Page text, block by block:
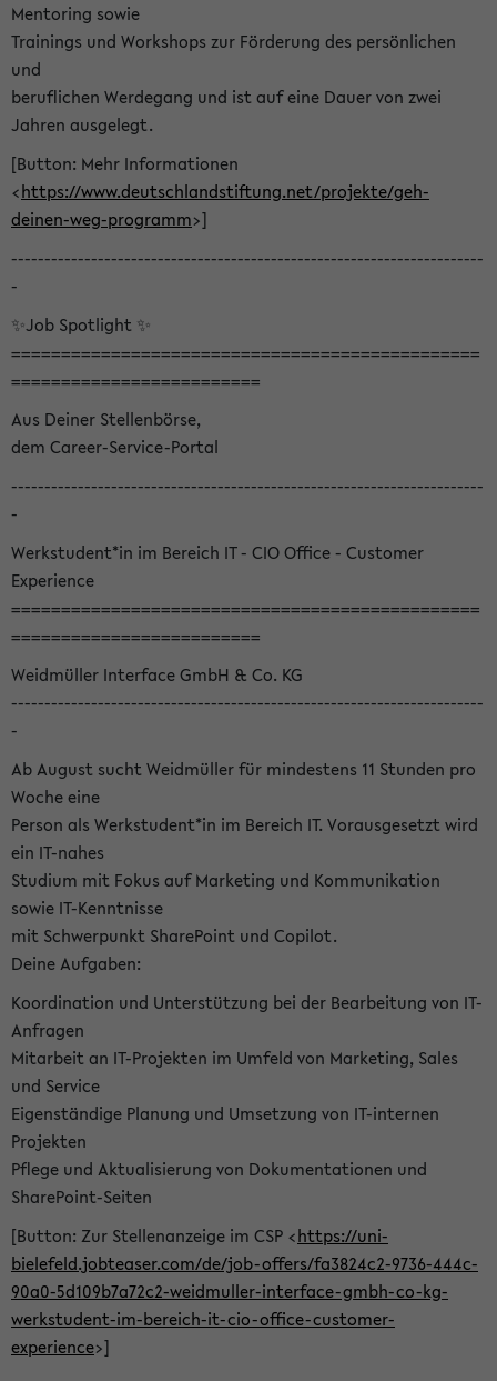
Mentoring sowie
Trainings und Workshops zur Förderung des persönlichen
und
beruflichen Werdegang und ist auf eine Dauer von zwei
Jahren ausgelegt.
[Button: Mehr Informationen
<https://www.deutschlandstiftung.net/projekte/geh-
deinen-weg-programm>]
-----------------------------------------------------------------------
-
✨Job Spotlight ✨
===============================================
=========================
Aus Deiner Stellenbörse,
dem Career-Service-Portal
-----------------------------------------------------------------------
-
Werkstudent*in im Bereich IT - CIO Office - Customer
Experience
===============================================
=========================
Weidmüller Interface GmbH & Co. KG
-----------------------------------------------------------------------
-
Ab August sucht Weidmüller für mindestens 11 Stunden pro
Woche eine
Person als Werkstudent*in im Bereich IT. Vorausgesetzt wird
ein IT-nahes
Studium mit Fokus auf Marketing und Kommunikation
sowie IT-Kenntnisse
mit Schwerpunkt SharePoint und Copilot.
Deine Aufgaben:
Koordination und Unterstützung bei der Bearbeitung von IT-
Anfragen
Mitarbeit an IT-Projekten im Umfeld von Marketing, Sales
und Service
Eigenständige Planung und Umsetzung von IT-internen
Projekten
Pflege und Aktualisierung von Dokumentationen und
SharePoint-Seiten
[Button: Zur Stellenanzeige im CSP <https://uni-
bielefeld.jobteaser.com/de/job-offers/fa3824c2-9736-444c-
90a0-5d109b7a72c2-weidmuller-interface-gmbh-co-kg-
werkstudent-im-bereich-it-cio-office-customer-
experience>]